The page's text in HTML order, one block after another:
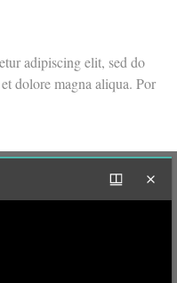
adipiscing elit, sed do
dolore magna aliqua. Por